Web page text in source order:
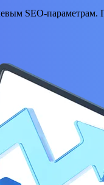
SEO-